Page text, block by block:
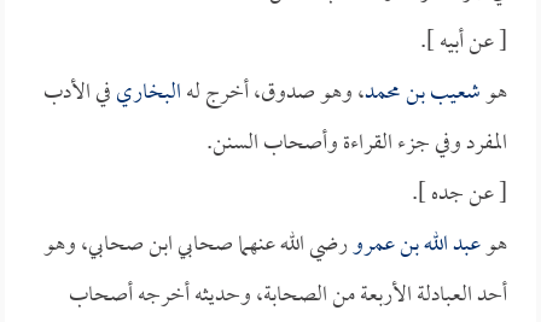
[ عن أبيه ].
هوشعيب بن محمد، وهو صدوق، أخرج لهالبخاريفي الأدب
المفرد وفي جزء القراءة وأصحاب السنن.
[ عن جده ].
هوعبد الله بن عمرورضي الله عنهما صحابي ابن صحابي، وهو
أحد العبادلة الأربعة من الصحابة، وحديثه أخرجه أصحاب